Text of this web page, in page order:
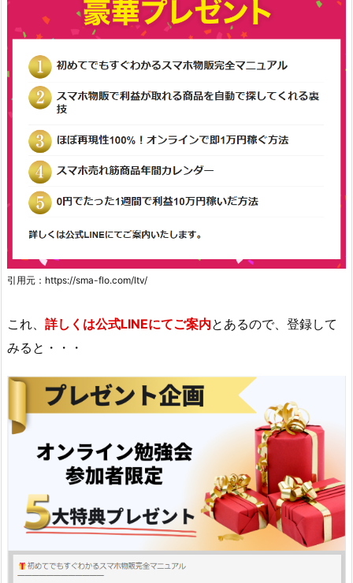
引用元：https://sma-flo.com/ltv/
これ、 詳しくは公式LINEにてご案内とあるので、登録して
みると・・・